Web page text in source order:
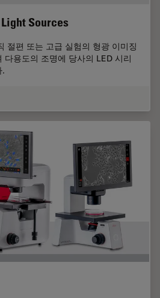
Sources
절편 또는 고급 실험의 형광 이미징
다용도의 조명에 당사의 LED 시리
.